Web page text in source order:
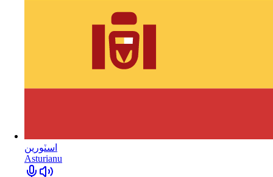
اسٽورين
Asturianu